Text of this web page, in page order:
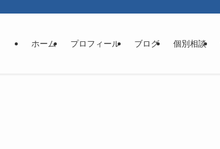
ホーム プロフィール ブログ 個別相談